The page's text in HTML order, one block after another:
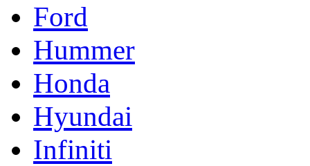
Ford
Hummer
Honda
Hyundai
Infiniti